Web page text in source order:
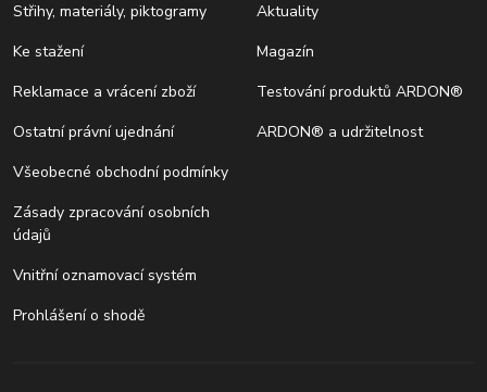
Střihy, materiály, piktogramy
Ke stažení
Reklamace a vrácení zboží
Ostatní právní ujednání
Všeobecné obchodní podmínky
Zásady zpracování osobních
údajů
Vnitřní oznamovací systém
Prohlášení o shodě
Aktuality
Magazín
Testování produktů ARDON®
ARDON® a udržitelnost